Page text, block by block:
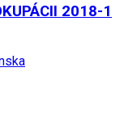
2018-1